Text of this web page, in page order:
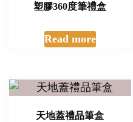
塑膠360度筆禮盒
Read more
天地蓋禮品筆盒